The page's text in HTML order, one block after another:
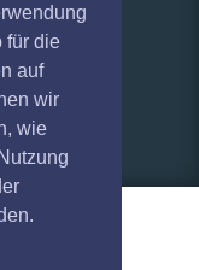
für die
auf
wir
wie